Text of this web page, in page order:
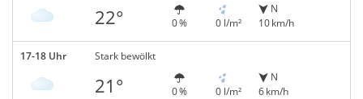
22° 0 % 0 l/m²
N
10 km/h
17-18 Uhr Stark bewölkt
21° 0 % 0 l/m²
N
6 km/h